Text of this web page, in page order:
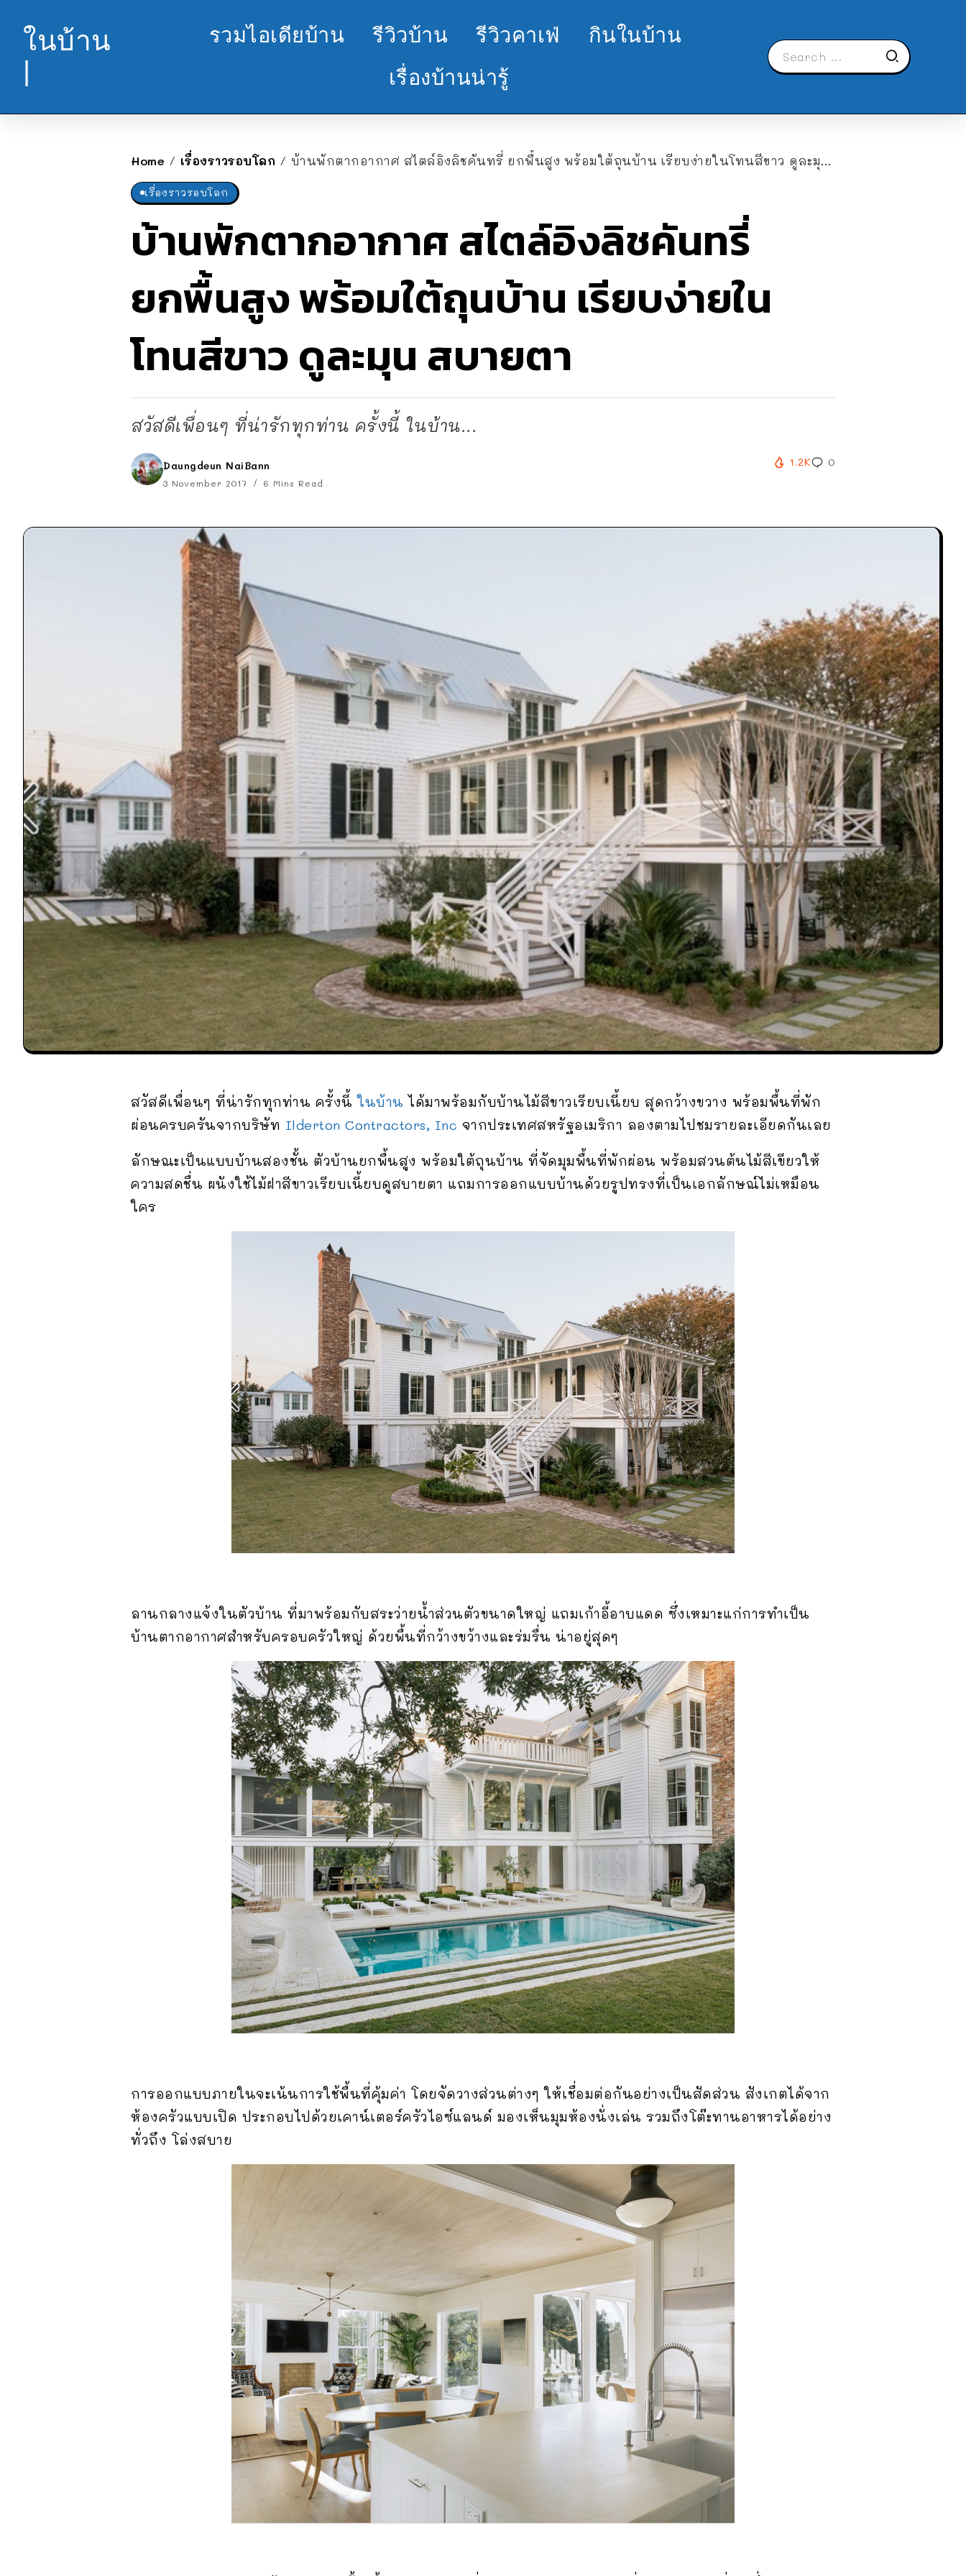
ในบ้าน
|
รวมไอเดียบ้าน รีวิวบ้าน รีวิวคาเฟ่
กินในบ้าน
เรื่องบ้านน่ารู้
Home / เรื่องราวรอบโลก / บ้านพักตากอากาศ สไตล์อิงลิชคันทรี่ ยกพื้นสูง พร้อมใต้ถุนบ้าน เรียบง่ายในโทนสีขาว ดูละมุน สบายตา
เรื่องราวรอบโลก
บ้านพักตากอากาศ สไตล์อิงลิชคันทรี่
ยกพื้นสูง พร้อมใต้ถุนบ้าน เรียบง่ายใน
โทนสีขาว ดูละมุน สบายตา
สวัสดีเพื่อนๆ ที่น่ารักทุกท่าน ครั้งนี้ ในบ้าน...
Daungdeun NaiBann
3 November 2017 6 Mins Read
1.2K 0
สวัสดีเพื่อนๆ ที่น่ารักทุกท่าน ครั้งนี้ในบ้านได้มาพร้อมกับบ้านไม้สีขาวเรียบเนี้ยบ สุดกว้างขวาง พร้อมพื้นที่พัก
ผ่อนครบครันจากบริษัท Ilderton Contractors, Inc จากประเทศสหรัฐอเมริกา ลองตามไปชมรายละเอียดกันเลย
ลักษณะเป็นแบบบ้านสองชั้น ตัวบ้านยกพื้นสูง พร้อมใต้ถุนบ้าน ที่จัดมุมพื้นที่พักผ่อน พร้อมสวนต้นไม้สีเขียวให้
ความสดชื่น ผนังใช้ไม้ฝาสีขาวเรียบเนี้ยบดูสบายตา แถมการออกแบบบ้านด้วยรูปทรงที่เป็นเอกลักษณ์ไม่เหมือน
ใคร
ลานกลางแจ้งในตัวบ้าน ที่มาพร้อมกับสระว่ายน้ำส่วนตัวขนาดใหญ่ แถมเก้าอี้อาบแดด ซึ่งเหมาะแก่การทำเป็น
บ้านตากอากาศสำหรับครอบครัวใหญ่ ด้วยพื้นที่กว้างขว้างและร่มรื่น น่าอยู่สุดๆ
การออกแบบภายในจะเน้นการใช้พื้นที่คุ้มค่า โดยจัดวางส่วนต่างๆ ให้เชื่อมต่อกันอย่างเป็นสัดส่วน สังเกตได้จาก
ห้องครัวแบบเปิด ประกอบไปด้วยเคาน์เตอร์ครัวไอซ์แลนด์ มองเห็นมุมห้องนั่งเล่น รวมถึงโต๊ะทานอาหารได้อย่าง
ทั่วถึง โล่งสบาย